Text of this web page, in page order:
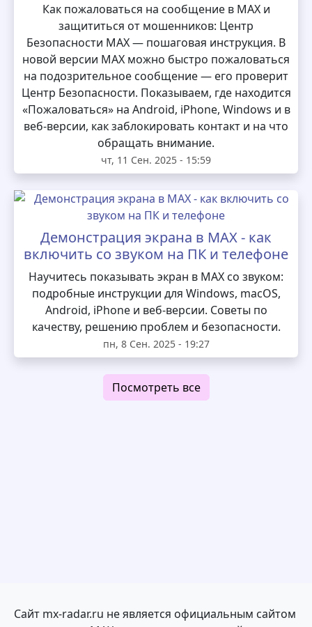
Как пожаловаться на сообщение в MAX и
защититься от мошенников: Центр
Безопасности MAX — пошаговая инструкция. В
новой версии MAX можно быстро пожаловаться
на подозрительное сообщение — его проверит
Центр Безопасности. Показываем, где находится
«Пожаловаться» на Android, iPhone, Windows и в
веб-версии, как заблокировать контакт и на что
обращать внимание.
чт, 11 Сен. 2025 - 15:59
Демонстрация экрана в MAX - как
включить со звуком на ПК и телефоне
Научитесь показывать экран в MAX со звуком:
подробные инструкции для Windows, macOS,
Android, iPhone и веб-версии. Советы по
качеству, решению проблем и безопасности.
пн, 8 Сен. 2025 - 19:27
Посмотреть все
Сайт mx-radar.ru не является официальным сайтом